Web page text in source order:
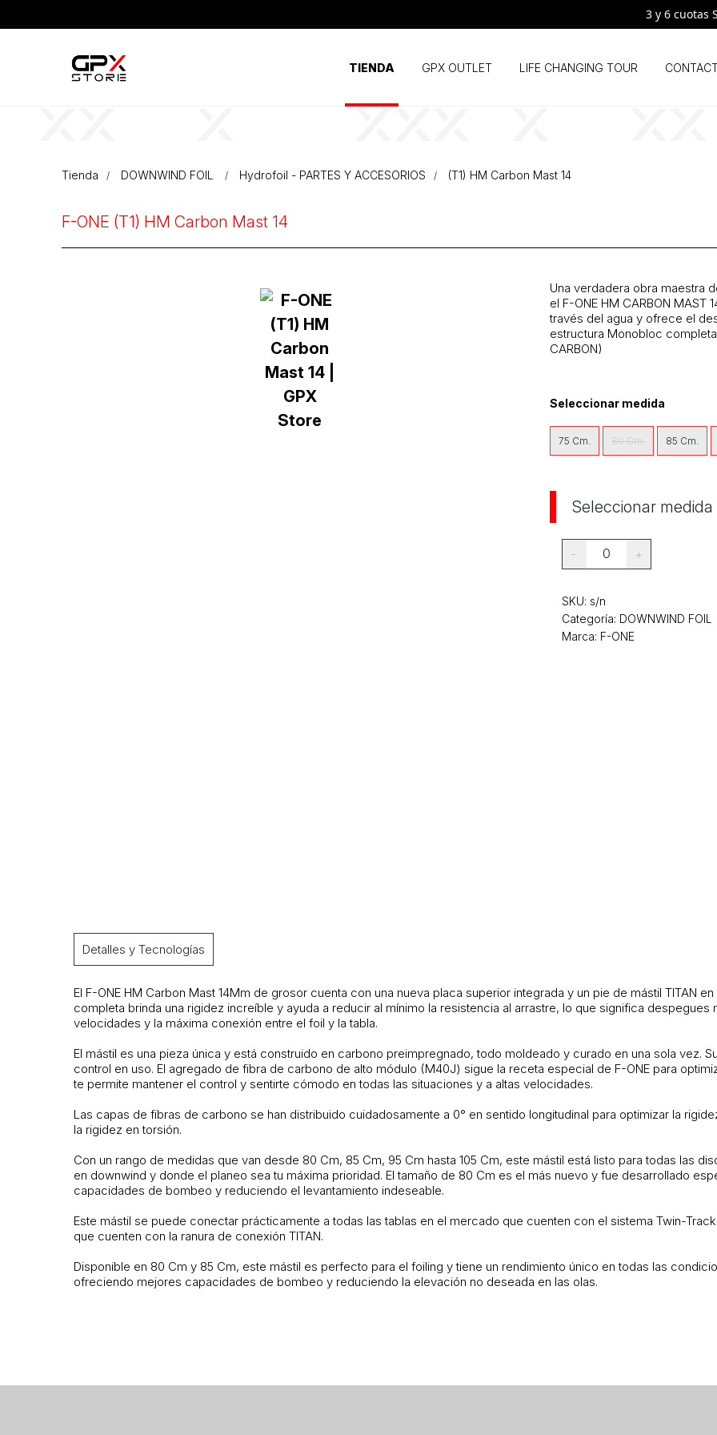
3 y 6 cuotas SIN
TIENDA GPX OUTLET LIFE CHANGING TOUR
Tienda DOWNWIND FOIL Hydrofoil - PARTES Y ACCESORIOS (T1) HM Carbon Mast 14
F-ONE (T1) HM Carbon Mast 14
Una verdadera obra maestra
el F-ONE HM CARBON
través del agua y ofrece el
estructura Monobloc
CARBON)
Seleccionar medida
75 Cm. 80 Cm. 85 Cm.
Seleccionar medida
- 0 +
SKU: s/n
Categoría: DOWNWIND FOIL
Marca: F-ONE
Detalles y Tecnologías
El F-ONE HM Carbon Mast 14Mm de grosor cuenta con una nueva placa superior integrada y un pie de mástil TITAN
completa brinda una rigidez increíble y ayuda a reducir al mínimo la resistencia al arrastre, lo que significa
velocidades y la máxima conexión entre el foil y la tabla.
El mástil es una pieza única y está construido en carbono preimpregnado, todo moldeado y curado en una sola vez.
control en uso. El agregado de fibra de carbono de alto módulo (M40J) sigue la receta especial de F-ONE para
te permite mantener el control y sentirte cómodo en todas las situaciones y a altas velocidades.
Las capas de fibras de carbono se han distribuido cuidadosamente a 0° en sentido longitudinal para optimizar la
la rigidez en torsión.
Con un rango de medidas que van desde 80 Cm, 85 Cm, 95 Cm hasta 105 Cm, este mástil está listo para todas las
en downwind y donde el planeo sea tu máxima prioridad. El tamaño de 80 Cm es el más nuevo y fue desarrollado
capacidades de bombeo y reduciendo el levantamiento indeseable.
Este mástil se puede conectar prácticamente a todas las tablas en el mercado que cuenten con el sistema Twin-
que cuenten con la ranura de conexión TITAN.
Disponible en 80 Cm y 85 Cm, este mástil es perfecto para el foiling y tiene un rendimiento único en todas las
ofreciendo mejores capacidades de bombeo y reduciendo la elevación no deseada en las olas.